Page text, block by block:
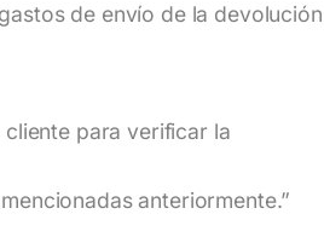
de envío de la devolución
para verificar la
anteriormente.”